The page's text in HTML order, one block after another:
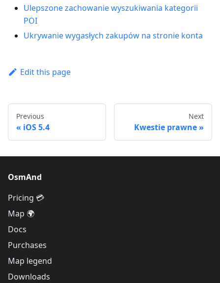
Ulepszone zachowanie wyszukiwania kategorii
POI
Ukrywanie wygasłych zakupów na stronie konta
Edit this page
Previous
iOS 5.4
Next
Kwestie prawne
OsmAnd
Pricing 💳
Map 🌍
Docs
Purchases
Map legend
Downloads